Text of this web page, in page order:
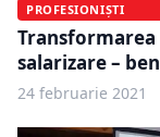
PROFESIONIȘTI
salarizare –
24 februarie 2021